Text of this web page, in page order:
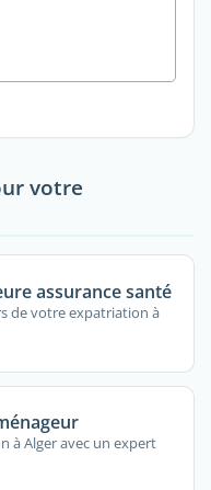
votre
assurance santé
de votre expatriation à
à Alger avec un expert